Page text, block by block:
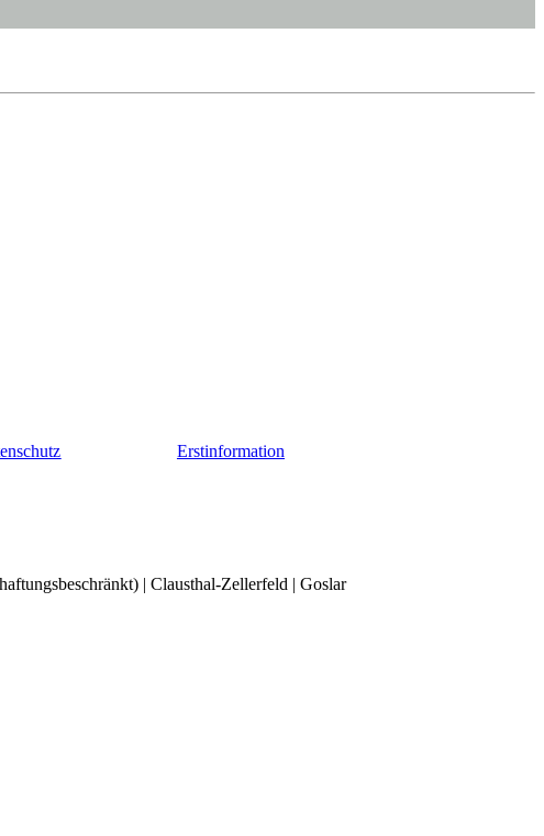
Erstinformation
| Clausthal-Zellerfeld | Goslar